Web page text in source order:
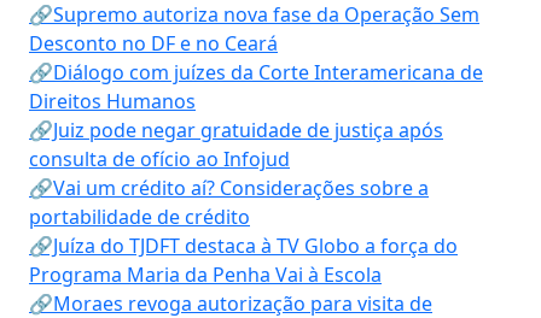
🔗Supremo autoriza nova fase da Operação Sem
Desconto no DF e no Ceará
🔗Diálogo com juízes da Corte Interamericana de
Direitos Humanos
🔗Juiz pode negar gratuidade de justiça após
consulta de ofício ao Infojud
🔗Vai um crédito aí? Considerações sobre a
portabilidade de crédito
🔗Juíza do TJDFT destaca à TV Globo a força do
Programa Maria da Penha Vai à Escola
🔗Moraes revoga autorização para visita de